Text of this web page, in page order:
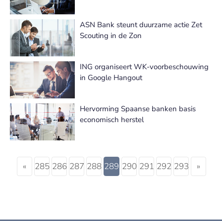
ASN Bank steunt duurzame actie Zet
Scouting in de Zon
ING organiseert WK-voorbeschouwing
in Google Hangout
Hervorming Spaanse banken basis
economisch herstel
« 285 286 287 288 289 290 291 292 293 »